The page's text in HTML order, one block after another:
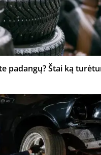
padangų? Štai ką